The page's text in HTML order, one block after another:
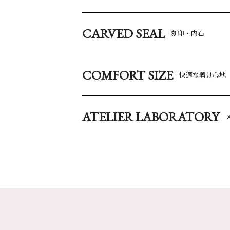
CARVED SEAL 刻印・内石
COMFORT SIZE 快適な着け心地
ATELIER LABORATORY